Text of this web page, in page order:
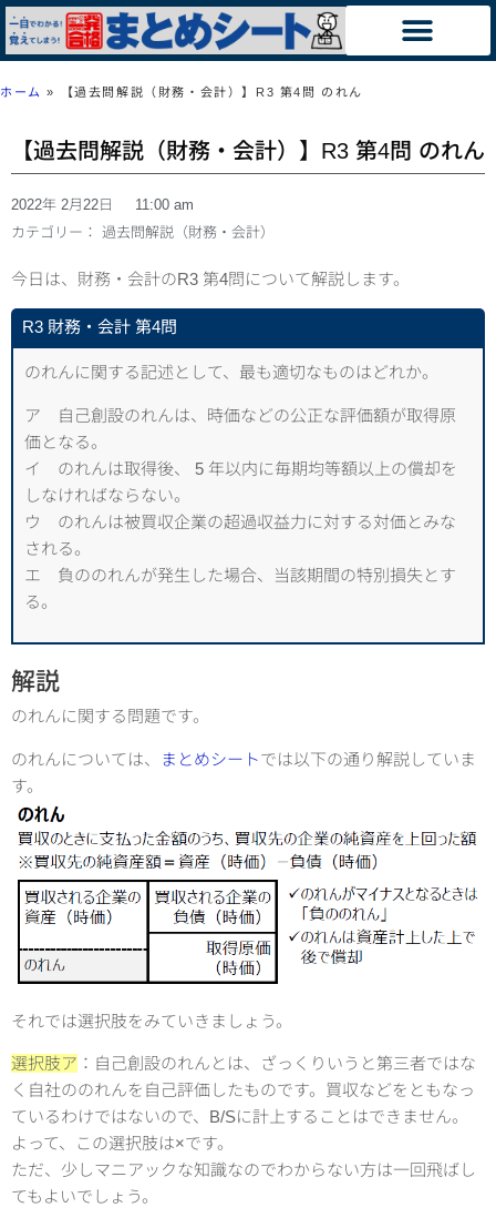
ホーム » 【過去問解説（財務・会計）】R3 第4問 のれん
【過去問解説（財務・会計）】R3 第4問 のれん
2022年 2月22日
11:00 am
カテゴリー： 過去問解説（財務・会計）
今日は、財務・会計のR3 第4問について解説します。
R3 財務・会計 第4問
のれんに関する記述として、最も適切なものはどれか。
ア 自己創設のれんは、時価などの公正な評価額が取得原
価となる。
イ のれんは取得後、 5 年以内に毎期均等額以上の償却を
しなければならない。
ウ のれんは被買収企業の超過収益力に対する対価とみな
される。
エ 負ののれんが発生した場合、当該期間の特別損失とす
る。
解説
のれんに関する問題です。
のれんについては、 まとめシートでは以下の通り解説していま
す。
それでは選択肢をみていきましょう。
選択肢ア ：自己創設のれんとは、ざっくりいうと第三者ではな
く自社ののれんを自己評価したものです。買収などをともなっ
ているわけではないので、B/Sに計上することはできません。
よって、この選択肢は×です。
ただ、少しマニアックな知識なのでわからない方は一回飛ばし
てもよいでしょう。